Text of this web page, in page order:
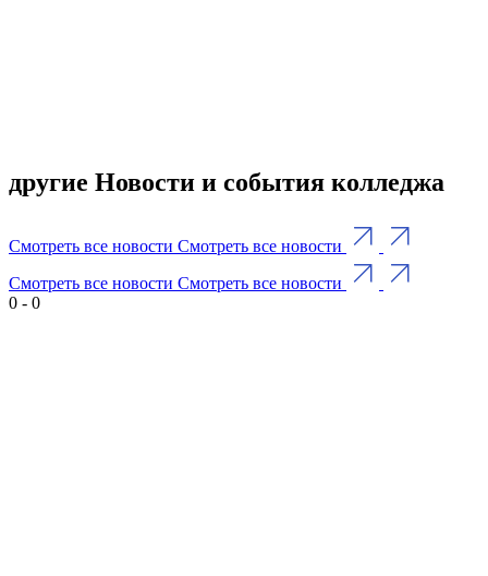
другие Новости и события колледжа
Смотреть все новости Смотреть все новости
Смотреть все новости Смотреть все новости
0 - 0